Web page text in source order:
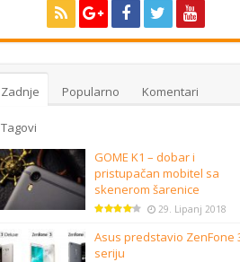
Zadnje Popularno Komentari
Tagovi
GOME K1 – dobar i
pristupačan mobitel sa
skenerom šarenice
29. Lipanj 2018
Asus predstavio ZenFone
seriju